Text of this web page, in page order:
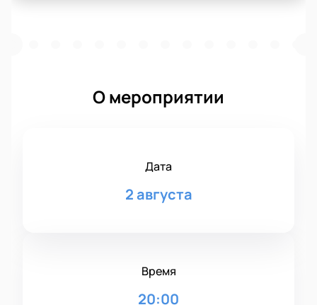
О мероприятии
Дата
2 августа
Время
20:00